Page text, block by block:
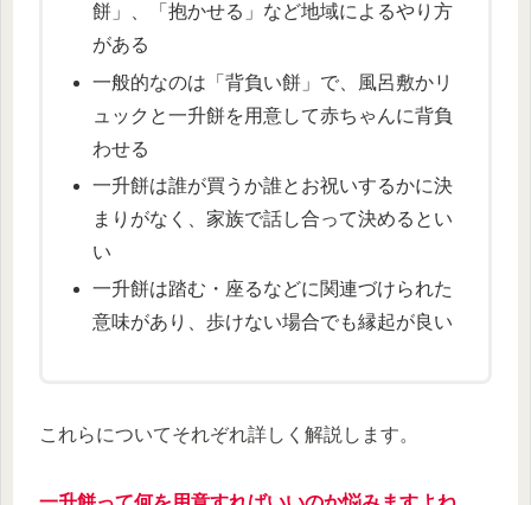
餅」、「抱かせる」など地域によるやり方
がある
一般的なのは「背負い餅」で、風呂敷かリ
ュックと一升餅を用意して赤ちゃんに背負
わせる
一升餅は誰が買うか誰とお祝いするかに決
まりがなく、家族で話し合って決めるとい
い
一升餅は踏む・座るなどに関連づけられた
意味があり、歩けない場合でも縁起が良い
これらについてそれぞれ詳しく解説します。